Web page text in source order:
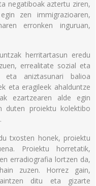
negatiboak aztertu ziren,
zen immigrazioaren,
erronken inguruan,
herritartasun eredu
errealitate sozial eta
eta aniztasunari balioa
eta eragileek ahalduntze
ezartzearen alde egin
duten proiektu kolektibo
txosten honek, proiektu
Proiektu horretatik,
erradiografia lortzen da,
zuzen. Horrez gain,
ditu eta gizarte